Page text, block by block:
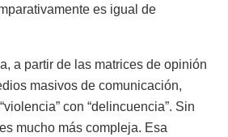
es igual de
a partir de las matrices de opinión
masivos de comunicación,
con “delincuencia”. Sin
mucho más compleja. Esa